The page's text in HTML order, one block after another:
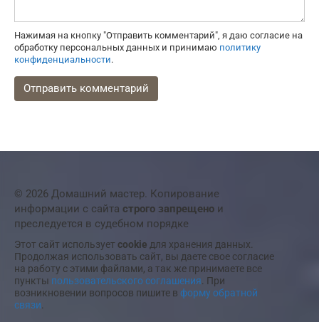
Нажимая на кнопку "Отправить комментарий", я даю согласие на
обработку персональных данных и принимаю политику
конфиденциальности.
© 2026 Домашний мастер. Копирование
информации с сайта строго запрещено и
преследуется в судебном порядке
Этот сайт использует cookie для хранения данных.
Продолжая использовать сайт, вы даете свое согласие
на работу с этими файлами, а так же принимаете все
пункты пользовательского соглашения . При
возникновении вопросов пишите в форму обратной
связи